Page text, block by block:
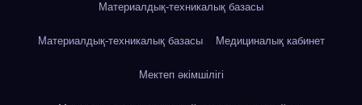
Материалдық-техникалық базасы
Материалдық-техникалық базасы Медициналық кабинет
Мектеп әкімшілігі